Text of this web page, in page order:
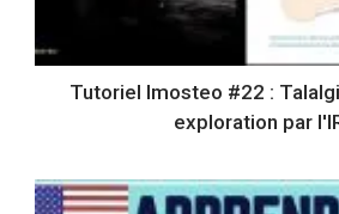
Tutoriel Imosteo #22 :
exploration par